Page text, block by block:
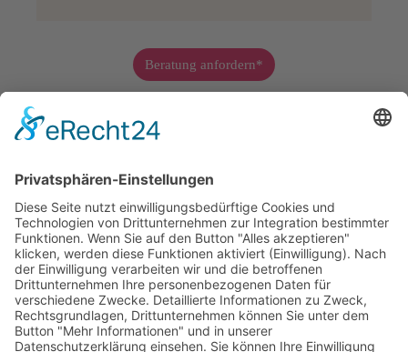
Beratung anfordern*
² Der/Die Bausparer*in muss am Ende des Kalenderjahres, in dem er den
Bausparvertrag abschließt, jünger als 25 sein
gemäß ABB. Die weiteren Voraussetzungen für den Jugendbonus ergeben
sich aus den Allgemeinen Bedingungen für Bausparverträge.
³ Monetäre Zuwendungen des Arbeitgebers, Bonus der Wüstenrot
Bausparkasse AG sowie Förderungen des Staates, die unter bestimmten
Voraussetzungen in Anspruch genommen werden können.